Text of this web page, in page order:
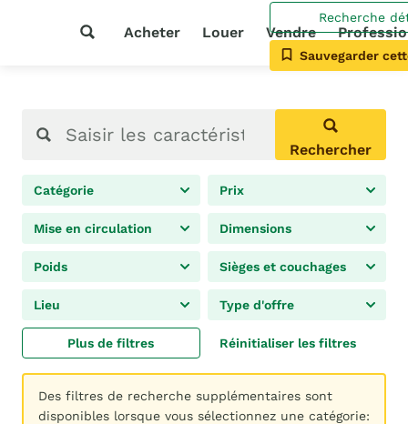
Acheter Louer Vendre
Recherche
Sauvegarder
Rechercher
Catégorie Prix
Mise en circulation Dimensions
Poids Sièges et couchages
Lieu Type d'offre
Plus de filtres Réinitialiser les filtres
Des filtres de recherche supplémentaires sont
disponibles lorsque vous sélectionnez une catégorie: